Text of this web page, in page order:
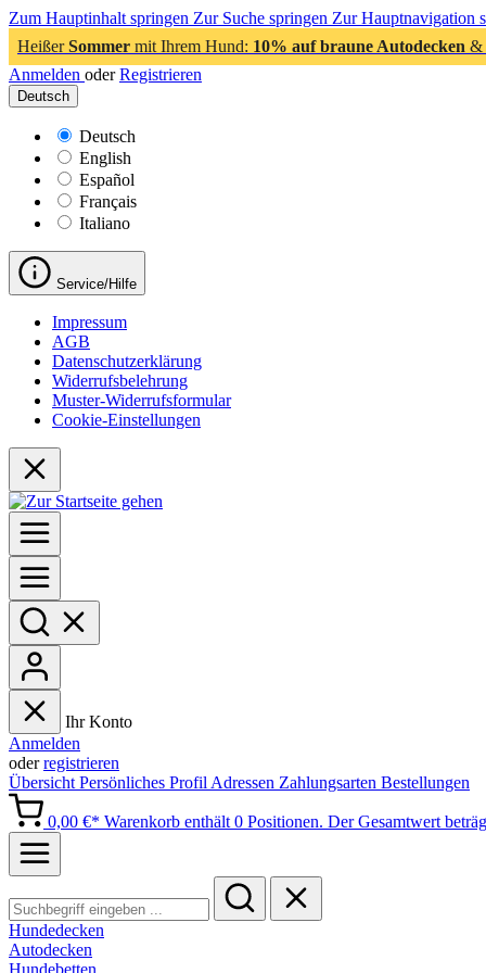
Zum Hauptinhalt springen Zur Suche springen Zur Hauptnavigation
HeißerSommer mit Ihrem Hund: 10% auf braune Autodecken &
Anmelden oder Registrieren
Deutsch
Deutsch
English
Español
Français
Italiano
Service/Hilfe
Impressum
AGB
Datenschutzerklärung
Widerrufsbelehrung
Muster-Widerrufsformular
Cookie-Einstellungen
Ihr Konto
Anmelden
oderregistrieren
Übersicht Persönliches Profil Adressen Zahlungsarten Bestellungen
0,00 €* Warenkorb enthält 0 Positionen. Der Gesamtwert
Hundedecken
Autodecken
Hundebetten